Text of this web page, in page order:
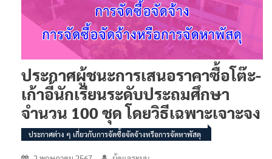
ประกาศผู้ชนะการเสนอราคาซื้อโต๊ะ-
เก้าอี้นักเรียนระดับประถมศึกษา
จำนวน 100 ชุด โดยวิธีเฉพาะเจาะจง
ประกาศต่าง ๆ เกี่ยวกับการจัดซื้อจัดจ้างหรือการจัดหาพัสดุ